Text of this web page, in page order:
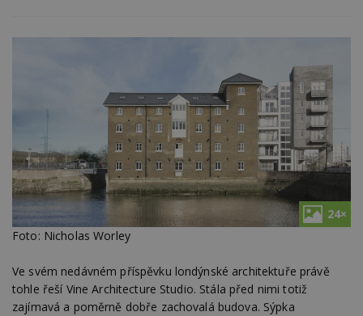
24×
Foto: Nicholas Worley
Ve svém nedávném příspěvku londýnské architektuře právě
tohle řeší Vine Architecture Studio. Stála před nimi totiž
zajímavá a poměrně dobře zachovalá budova. Sýpka